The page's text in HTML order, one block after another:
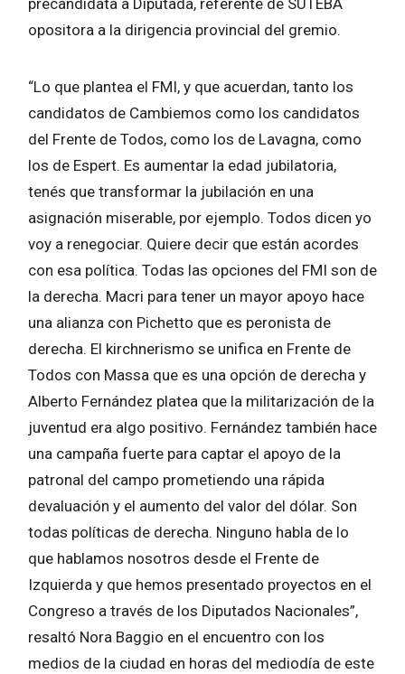
precandidata a Diputada, referente de SUTEBA
opositora a la dirigencia provincial del gremio.
“Lo que plantea el FMI, y que acuerdan, tanto los
candidatos de Cambiemos como los candidatos
del Frente de Todos, como los de Lavagna, como
los de Espert. Es aumentar la edad jubilatoria,
tenés que transformar la jubilación en una
asignación miserable, por ejemplo. Todos dicen yo
voy a renegociar. Quiere decir que están acordes
con esa política. Todas las opciones del FMI son de
la derecha. Macri para tener un mayor apoyo hace
una alianza con Pichetto que es peronista de
derecha. El kirchnerismo se unifica en Frente de
Todos con Massa que es una opción de derecha y
Alberto Fernández platea que la militarización de la
juventud era algo positivo. Fernández también hace
una campaña fuerte para captar el apoyo de la
patronal del campo prometiendo una rápida
devaluación y el aumento del valor del dólar. Son
todas políticas de derecha. Ninguno habla de lo
que hablamos nosotros desde el Frente de
Izquierda y que hemos presentado proyectos en el
Congreso a través de los Diputados Nacionales”,
resaltó Nora Baggio en el encuentro con los
medios de la ciudad en horas del mediodía de este